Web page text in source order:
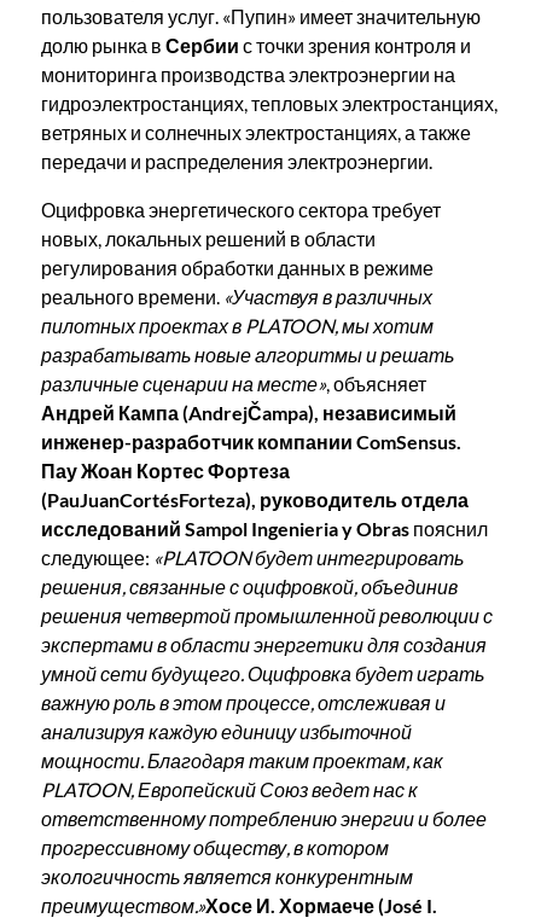
пользователя услуг. «Пупин» имеет значительную
долю рынка в Сербии с точки зрения контроля и
мониторинга производства электроэнергии на
гидроэлектростанциях, тепловых электростанциях,
ветряных и солнечных электростанциях, а также
передачи и распределения электроэнергии.
Оцифровка энергетического сектора требует
новых, локальных решений в области
регулирования обработки данных в режиме
реального времени. «Участвуя в различных
пилотных проектах в PLATOON, мы хотим
разрабатывать новые алгоритмы и решать
различные сценарии на месте», объясняет
Андрей Кампа (AndrejČampa), независимый
инженер-разработчик компании ComSensus.
Пау Жоан Кортес Фортеза
(PauJuanCortésForteza), руководитель отдела
исследований Sampol Ingenieria y Obrasпояснил
следующее: «PLATOON будет интегрировать
решения, связанные с оцифровкой, объединив
решения четвертой промышленной революции с
экспертами в области энергетики для создания
умной сети будущего. Оцифровка будет играть
важную роль в этом процессе, отслеживая и
анализируя каждую единицу избыточной
мощности. Благодаря таким проектам, как
PLATOON, Европейский Союз ведет нас к
ответственному потреблению энергии и более
прогрессивному обществу, в котором
экологичность является конкурентным
преимуществом.»Хосе И. Хормаече (José I.